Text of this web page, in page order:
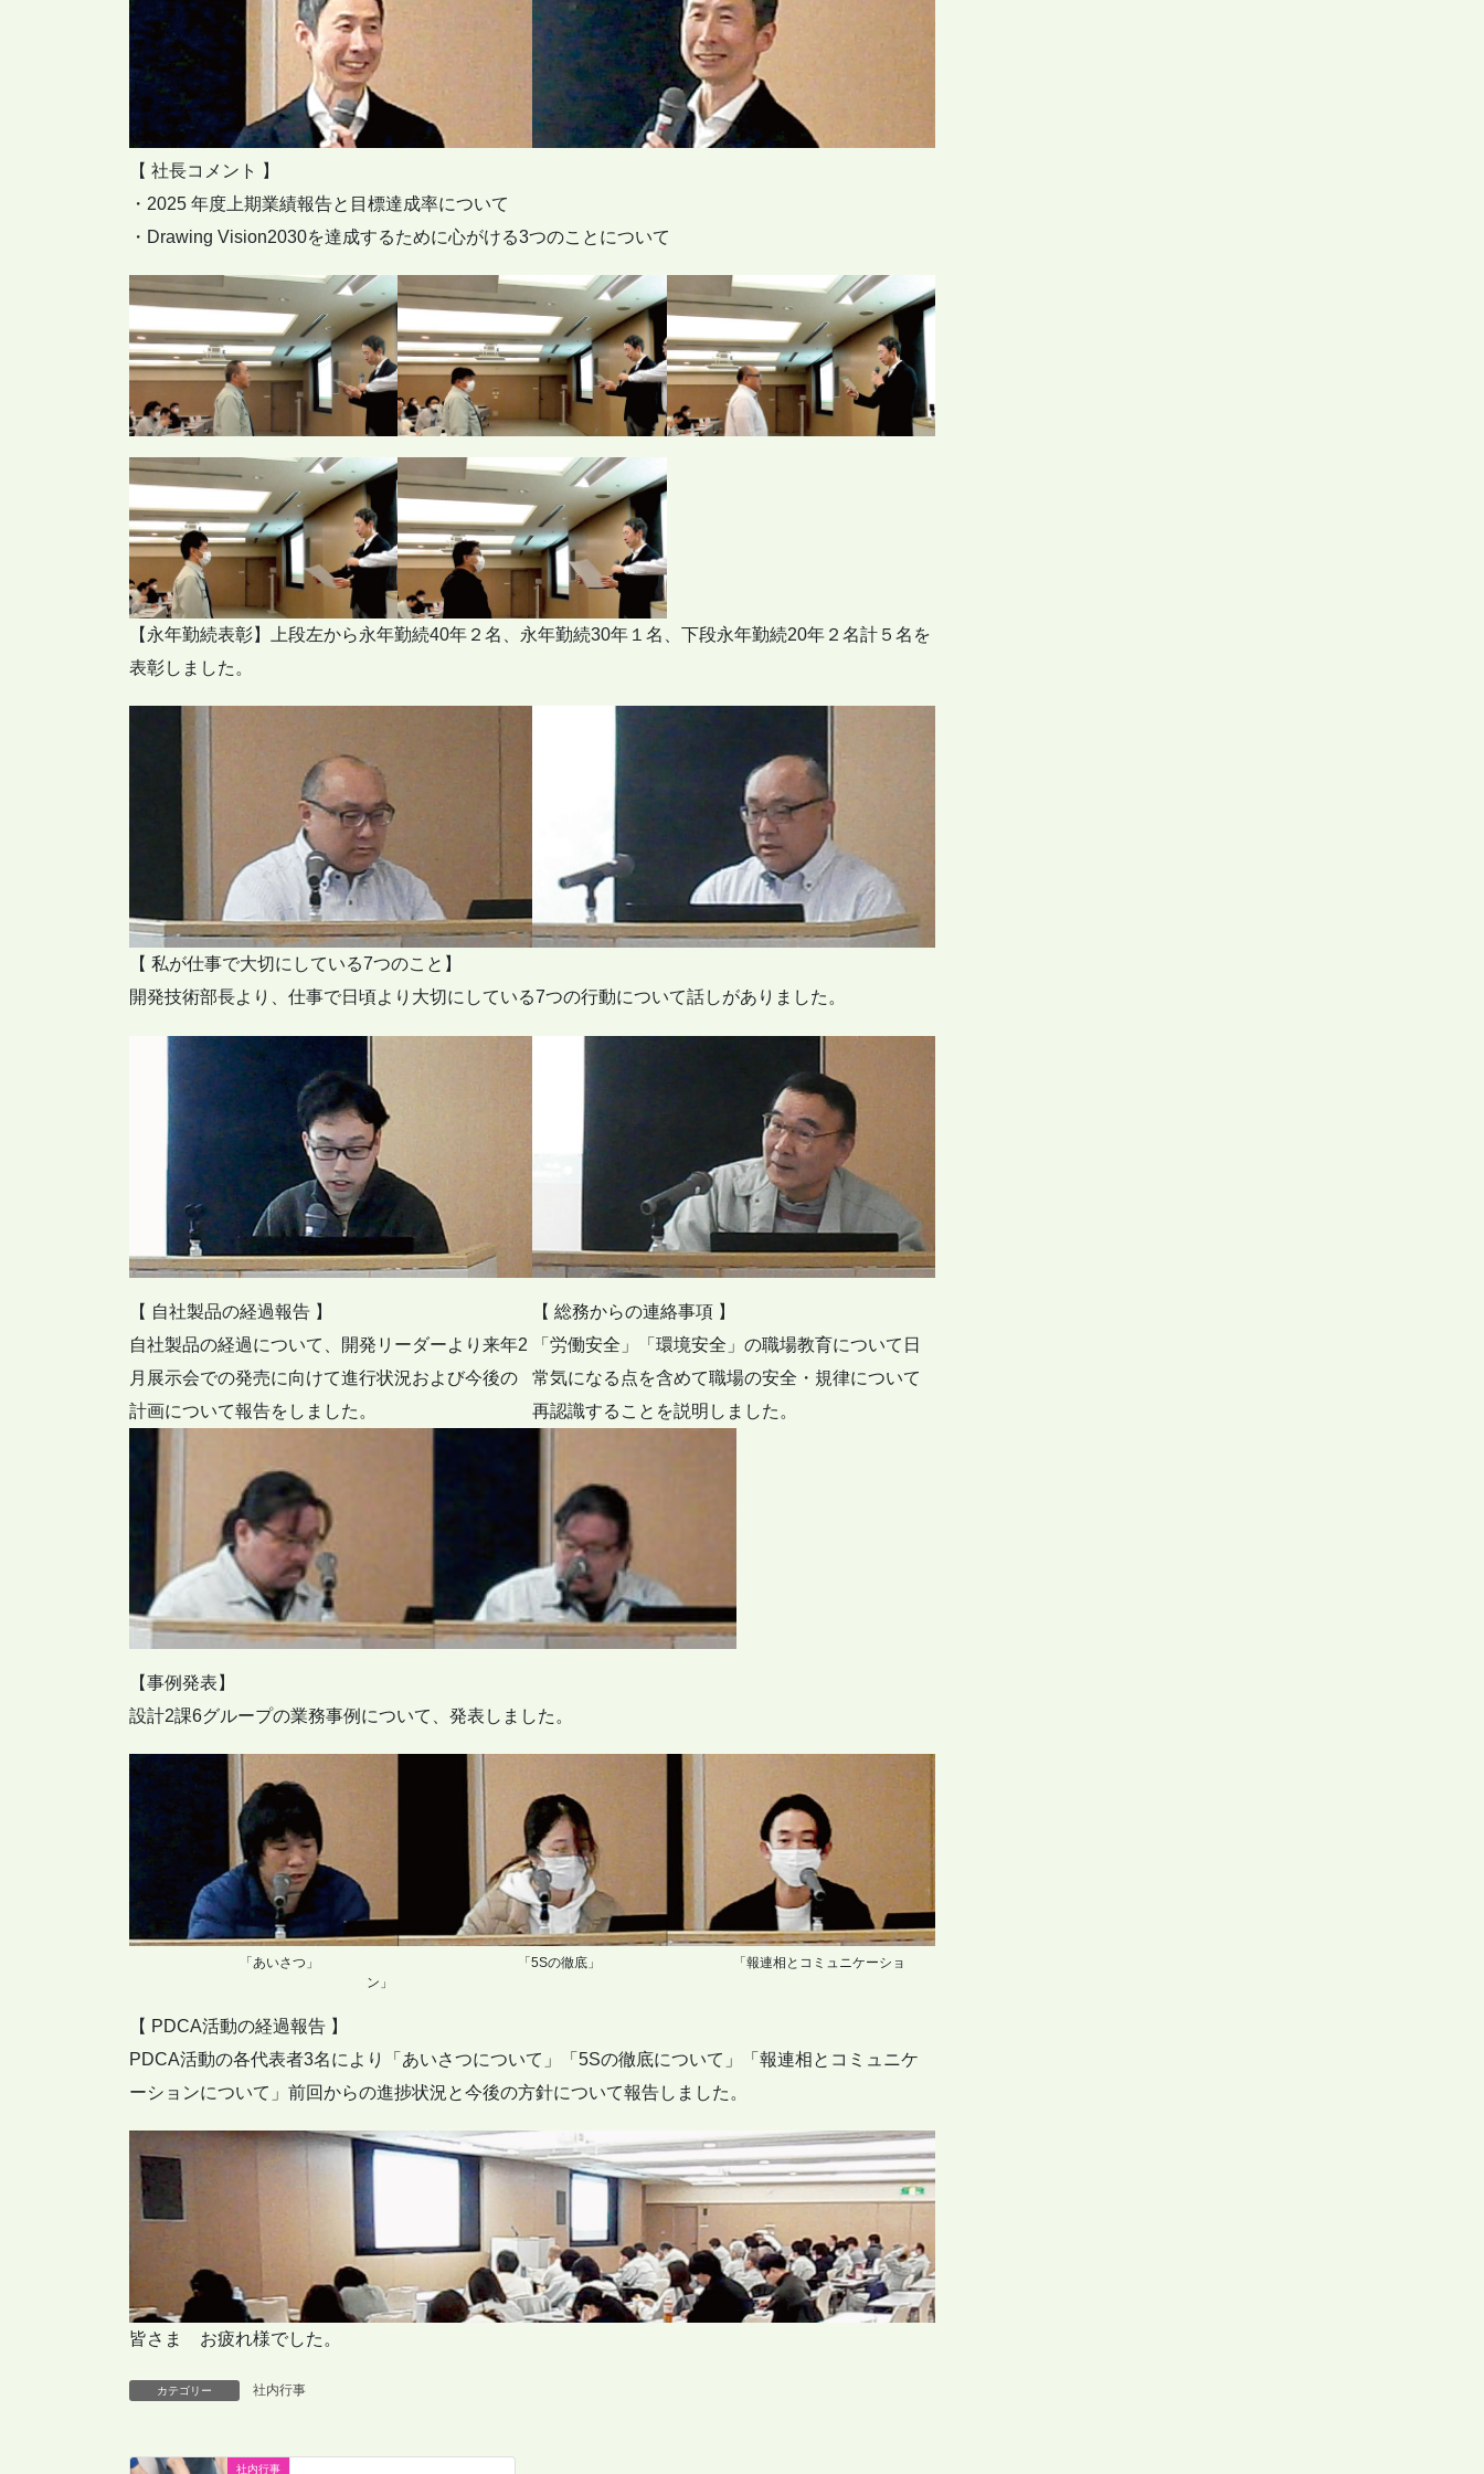
【 社長コメント 】
・2025 年度上期業績報告と目標達成率について
・Drawing Vision2030を達成するために心がける3つのことについて
【永年勤続表彰】上段左から永年勤続40年２名、永年勤続30年１名、下段永年勤続20年２名計５名を
表彰しました。
【 私が仕事で大切にしている7つのこと】
開発技術部長より、仕事で日頃より大切にしている7つの行動について話しがありました。
【 自社製品の経過報告 】
自社製品の経過について、開発リーダーより来年2
月展示会での発売に向けて進行状況および今後の
計画について報告をしました。
【 総務からの連絡事項 】
「労働安全」「環境安全」の職場教育について日
常気になる点を含めて職場の安全・規律について
再認識することを説明しました。
【事例発表】
設計2課6グループの業務事例について、発表しました。
「あいさつ」 「5Sの徹底」 「報連相とコミュニケーショ
ン」
【 PDCA活動の経過報告 】
PDCA活動の各代表者3名により「あいさつについて」「5Sの徹底について」「報連相とコミュニケ
ーションについて」前回からの進捗状況と今後の方針について報告しました。
皆さま お疲れ様でした。
カテゴリー 社内行事
社内行事